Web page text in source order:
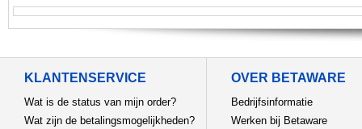
KLANTENSERVICE
Wat is de status van mijn order?
Wat zijn de betalingsmogelijkheden?
OVER BETAWARE
Bedrijfsinformatie
Werken bij Betaware